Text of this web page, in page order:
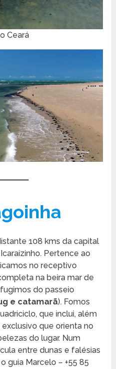
Ceará
108 kms da capital
Pertence ao
no receptivo
na beira mar de
do passeio
e catamarã). Fomos
que inclui, além
que orienta no
do lugar. Num
entre dunas e falésias
guia Marcelo – +55 85